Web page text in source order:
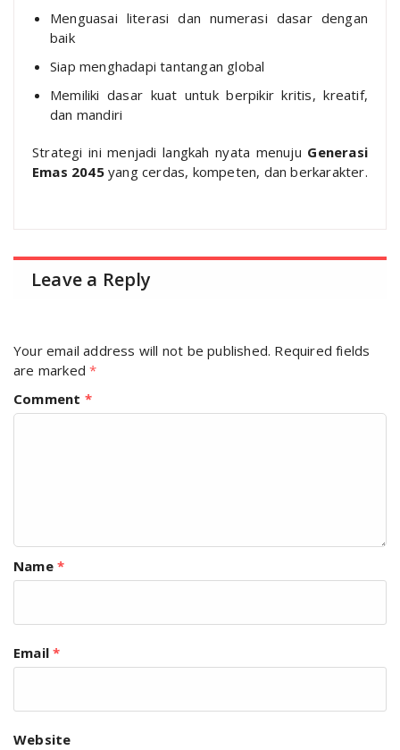
Menguasai literasi dan numerasi dasar dengan
baik
Siap menghadapi tantangan global
Memiliki dasar kuat untuk berpikir kritis, kreatif,
dan mandiri
Strategi ini menjadi langkah nyata menuju Generasi
Emas 2045yang cerdas, kompeten, dan berkarakter.
Leave a Reply
Your email address will not be published. Required fields
are marked*
Comment *
Name *
Email*
Website